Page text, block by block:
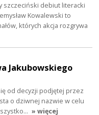
szczeciński debiut literacki
Kowalewski to
których akcja rozgrywa
Jakubowskiego
od decyzji podjętej przez
o dziwnej nazwie w celu
» więcej